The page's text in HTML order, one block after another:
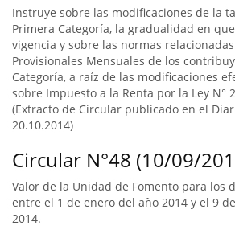
Instruye sobre las modificaciones de la
Primera Categoría, la gradualidad en
vigencia y sobre las normas
Provisionales Mensuales de los
Categoría, a raíz de las modificaciones
sobre Impuesto a la Renta por la Ley N°
(Extracto de Circular publicado en el
20.10.2014)
Circular N°48 (10/09/
Valor de la Unidad de Fomento para los
entre el 1 de enero del año 2014 y el 9
2014.